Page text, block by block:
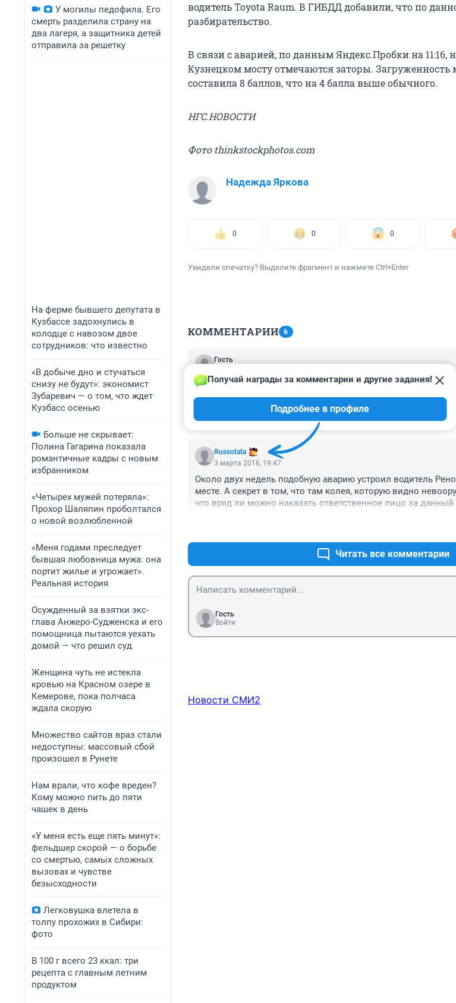
У могилы педофила. Его
смерть разделила страну на
два лагеря, а защитника детей
отправила за решетку
На ферме бывшего депутата в
Кузбассе задохнулись в
колодце с навозом двое
сотрудников: что известно
«В добыче дно и стучаться
снизу не будут»: экономист
Зубаревич — о том, что ждет
Кузбасс осенью
Больше не скрывает:
Полина Гагарина показала
романтичные кадры с новым
избранником
«Четырех мужей потеряла»:
Прохор Шаляпин проболтался
о новой возлюбленной
«Меня годами преследует
бывшая любовница мужа: она
портит жилье и угрожает».
Реальная история
Осужденный за взятки экс-
глава Анжеро-Судженска и его
помощница пытаются уехать
домой — что решил суд
Женщина чуть не истекла
кровью на Красном озере в
Кемерове, пока полчаса
ждала скорую
Множество сайтов враз стали
недоступны: массовый сбой
произошел в Рунете
Нам врали, что кофе вреден?
Кому можно пить до пяти
чашек в день
«У меня есть еще пять минут»:
фельдшер скорой — о борьбе
со смертью, самых сложных
вызовах и чувстве
безысходности
Легковушка влетела в
толпу прохожих в Сибири:
фото
В 100 г всего 23 ккал: три
рецепта с главным летним
продуктом
водитель Toyota Raum. В ГИБДД добавили, что по
разбирательство.
В связи с аварией, по данным Яндекс.Пробки на 11:16,
Кузнецком мосту отмечаются заторы. Загруженность
составила 8 баллов, что на 4 балла выше обычного.
НГС.НОВОСТИ
Фото thinkstockphotos.com
Надежда Яркова
0 0 0
Увидели опечатку? Выделите фрагмент и нажмите Ctrl+Enter
КОММЕНТАРИИ 6
Гость
НЕТ. Какой ты заумный ,с мозгами!!!! А то что дорога
требованием . это как. ? Там и так никто больше 60 не едет
колея уже несколько лет существует . Сам там езжу (со
.выкидывает как с худых рельс. За эту аварию нужно с
взыскивать. Обязаны следить и устранять вовремя. Вот
конкретного руководителя тогда может быть!!! будут думать
Russotata
Получай награды за комментарии и другие задания!
Подробнее в профиле
3 марта 2016, 19:47
Около двух недель подобную аварию устроил водитель
месте. А секрет в том, что там колея, которую видно
что вряд ли можно наказать ответственное лицо за данный
Читать все комментарии
Гость
Войти
Новости СМИ2